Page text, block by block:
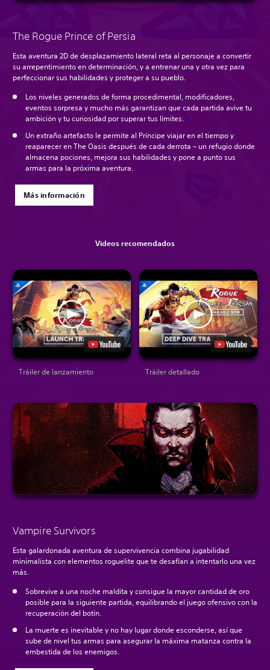
The Rogue Prince of Persia
Esta aventura 2D de desplazamiento lateral reta al personaje a convertir
su arrepentimiento en determinación, y a entrenar una y otra vez para
perfeccionar sus habilidades y proteger a su pueblo.
Los niveles generados de forma procedimental, modificadores,
eventos sorpresa y mucho más garantizan que cada partida avive tu
ambición y tu curiosidad por superar tus límites.
Un extraño artefacto le permite al Príncipe viajar en el tiempo y
reaparecer en The Oasis después de cada derrota – un refugio donde
almacena pociones, mejora sus habilidades y pone a punto sus
armas para la próxima aventura.
Más información
Videos recomendados
Tráiler de lanzamiento Tráiler detallado
Vampire Survivors
Esta galardonada aventura de supervivencia combina jugabilidad
minimalista con elementos roguelite que te desafían a intentarlo una vez
más.
Sobrevive a una noche maldita y consigue la mayor cantidad de oro
posible para la siguiente partida, equilibrando el juego ofensivo con la
recuperación del botín.
La muerte es inevitable y no hay lugar donde esconderse, así que
sube de nivel tus armas para asegurar la máxima matanza contra la
embestida de los enemigos.